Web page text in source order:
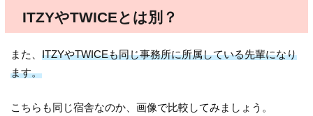
ITZYやTWICEとは別？
また、ITZYやTWICEも同じ事務所に所属している先輩になり
ます。
こちらも同じ宿舎なのか、画像で比較してみましょう。